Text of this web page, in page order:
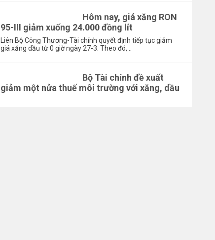
Hôm nay, giá xăng RON
95-III giảm xuống 24.000 đồng lít
Liên Bộ Công Thương-Tài chính quyết định tiếp tục giảm
giá xăng dầu từ 0 giờ ngày 27-3. Theo đó, ..
Bộ Tài chính đề xuất
giảm một nửa thuế môi trường với xăng, dầu